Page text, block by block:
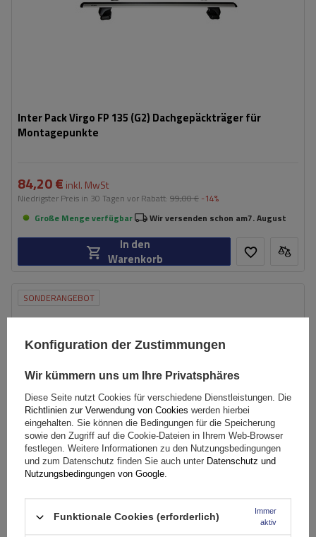
Inter Pack Virgo FP 135 (G2) Dachgepäckträger für
Montagepunkte
84,20 € inkl. MwSt
Niedrigster Preis in 30 Tagen vor Rabatt: 99,00 € -14%
Große Menge verfügbar
Wir versenden schon am7. August
In den
Warenkorb
SONDERANGEBOT
Inter Pack Virgo RR 135 (G2) Dachträger für offene
Konfiguration der Zustimmungen
Wir kümmern uns um Ihre Privatsphäres
Diese Seite nutzt Cookies für verschiedene Dienstleistungen. Die
Richtlinien zur Verwendung von Cookies werden hierbei
eingehalten. Sie können die Bedingungen für die Speicherung
sowie den Zugriff auf die Cookie-Dateien in Ihrem Web-Browser
festlegen. Weitere Informationen zu den Nutzungsbedingungen
und zum Datenschutz finden Sie auch unter Datenschutz und
Nutzungsbedingungen von Google.
Funktionale Cookies (erforderlich)
Immer
aktiv